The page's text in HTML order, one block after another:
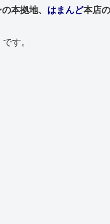
本拠地、 はまんど本店
す。